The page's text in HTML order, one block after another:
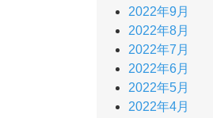
2022年9月
2022年8月
2022年7月
2022年6月
2022年5月
2022年4月